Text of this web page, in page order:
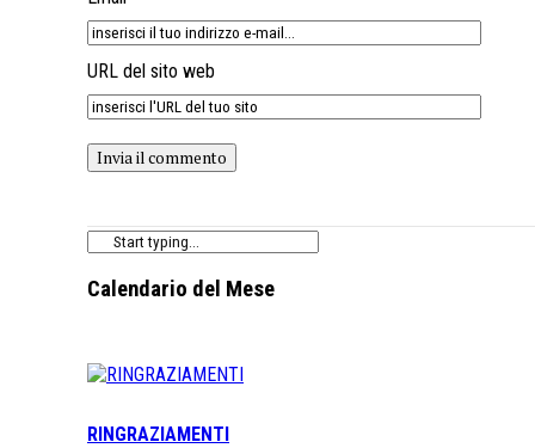
URL del sito web
Calendario del Mese
RINGRAZIAMENTI